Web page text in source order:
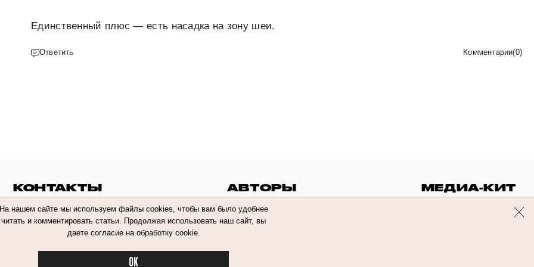
Единственный плюс — есть насадка на зону шеи.
Ответить Комментарии(0)
КОНТАКТЫ АВТОРЫ МЕДИА-КИТ
На нашем сайте мы используем файлы cookies, чтобы вам было удобнее
читать и комментировать статьи. Продолжая использовать наш сайт, вы
даете согласие на обработку cookie.
OK